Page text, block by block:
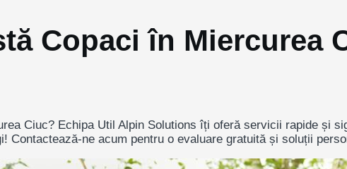
Copaci în Miercurea
Ciuc? Echipa Util Alpin Solutions îți oferă servicii rapide și
Contactează-ne acum pentru o evaluare gratuită și soluții